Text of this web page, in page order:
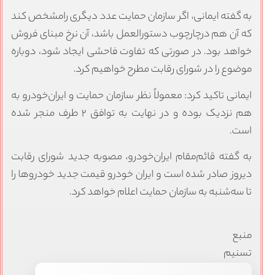
به گفته ایمانی، اگر سازمان حمایت عدد دیگری رامشخص کند
که آن هم درچارچوب دستورالعمل باشد، آن نرخ مبنای فروش
خواهد بود. در صورتی که تفاوت فاحشی ایجاد شود، دوباره
موضوع را در شورای رقابت مطرح خواهیم کرد.
ایمانی تاکید کرد: معمولاً نظر سازمان حمایت و ایران‌خودرو به
هم نزدیک بوده و در نهایت به توافق ۲ طرف منجر شده
است.
به گفته قائم‌مقام ایران‌خودرو، مصوبه جدید شورای رقابت
دیروز صادر شده است و ایران خودرو قیمت‌ جدید خودروها را
تا سه‌شنبه به سازمان حمایت اعلام خواهد کرد.
منبع
تسنیم